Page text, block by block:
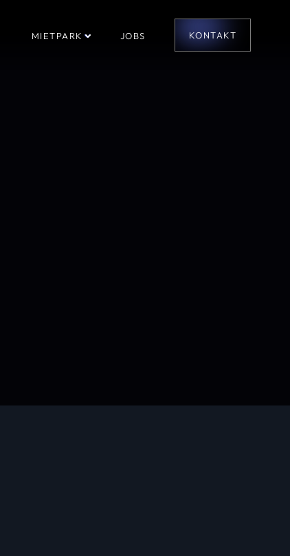
MIETPARK JOBS KONTAKT